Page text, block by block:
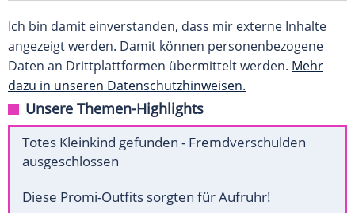
Ich bin damit einverstanden, dass mir externe Inhalte
angezeigt werden. Damit können personenbezogene
Daten an Drittplattformen übermittelt werden. Mehr
dazu in unseren Datenschutzhinweisen.
Unsere Themen-Highlights
Totes Kleinkind gefunden - Fremdverschulden
ausgeschlossen
Diese Promi-Outfits sorgten für Aufruhr!